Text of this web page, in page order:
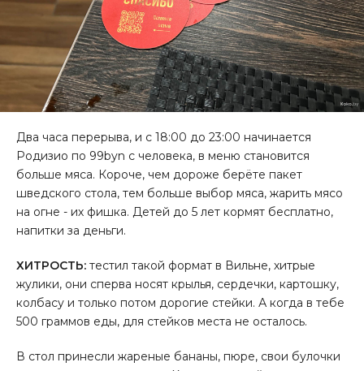
Два часа перерыва, и с 18:00 до 23:00 начинается
Родизио по 99byn с человека, в меню становится
больше мяса. Короче, чем дороже берёте пакет
шведского стола, тем больше выбор мяса, жарить мясо
на огне - их фишка. Детей до 5 лет кормят бесплатно,
напитки за деньги.
ХИТРОCТЬ: тестил такой формат в Вильне, хитрые
жулики, они сперва носят крылья, сердечки, картошку,
колбасу и только потом дорогие стейки. А когда в тебе
500 граммов еды, для стейков места не осталось.
В стол принесли жареные бананы, пюре, свои булочки